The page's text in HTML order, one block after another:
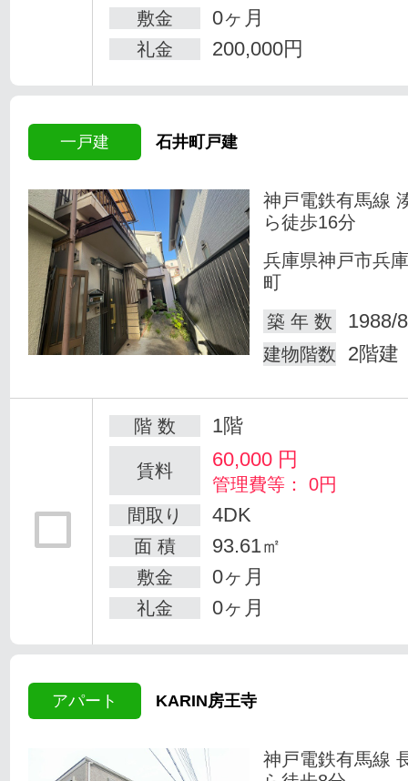
敷金 0ヶ月
礼金 200,000円
一戸建 石井町戸建
神戸電鉄有馬線
ら徒歩16分
兵庫県神戸市兵
町
築 年 数
1988/
建物階数 2階建
階 数 1階
賃料 60,000 円
管理費等： 0円
間取り
4DK
面 積 93.61㎡
敷金 0ヶ月
礼金 0ヶ月
アパート KARIN房王寺
神戸電鉄有馬線